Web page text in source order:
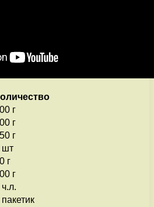
г
г
г
шт
г
г
ч.л.
пакетик